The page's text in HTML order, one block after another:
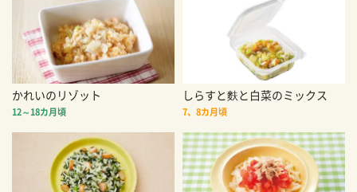
かれいのリゾット
12～18カ月頃
しらすと麩と白菜のミックス
7、8カ月頃